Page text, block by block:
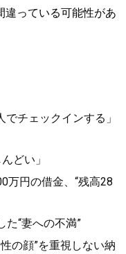
っている可能性があ
チェックインする」
どい」
万円の借金、“残高28
“妻への不満”
の顔”を重視しない納